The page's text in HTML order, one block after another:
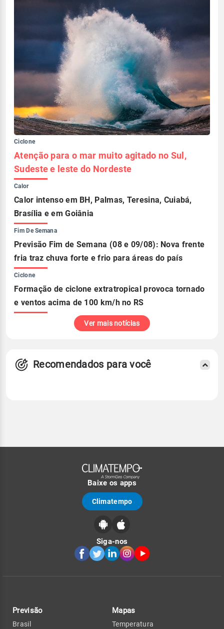
Ciclone
Atenção para o mar muito agitado no Sul,
Sudeste e leste do Nordeste
Calor
Calor intenso em BH, Palmas, Teresina, Cuiabá,
Brasília e em Goiânia
Fim De Semana
Previsão Fim de Semana (08 e 09/08): Nova frente
fria traz chuva forte e frio para áreas do país
Ciclone
Formação de ciclone extratropical provoca tornado
e ventos acima de 100 km/h no RS
Ver mais notícias
Recomendados para você
Baixe os apps
Climatempo
Siga-nos
Previsão
Brasil
Mapas
Temperatura